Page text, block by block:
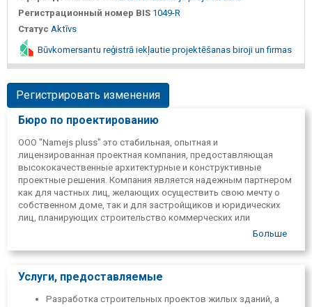
Регистрационный номер BIS 1049-R
Статус Aktīvs
Būvkomersantu reģistrā iekļautie projektēšanas biroji un firmas
Регистрировать изменения
Бюро по проектированию
ООО "Namejs pluss" это стабильная, опытная и
лицензированная проектная компания, предоставляющая
высококачественные архитектурные и конструктивные
проектные решения. Компания является надежным партнером
как для частных лиц, желающих осуществить свою мечту о
собственном доме, так и для застройщиков и юридических
лиц, планирующих строительство коммерческих или
основана на профессиональном подходе, современных
латвийских строительных норм.
Больше
Услуги, предоставляемые
Разработка строительных проектов жилых зданий, а